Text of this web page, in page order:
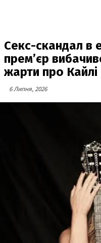
Секс-скандал в
прем’єр
жарти про Кайлі
6 Липня, 2026